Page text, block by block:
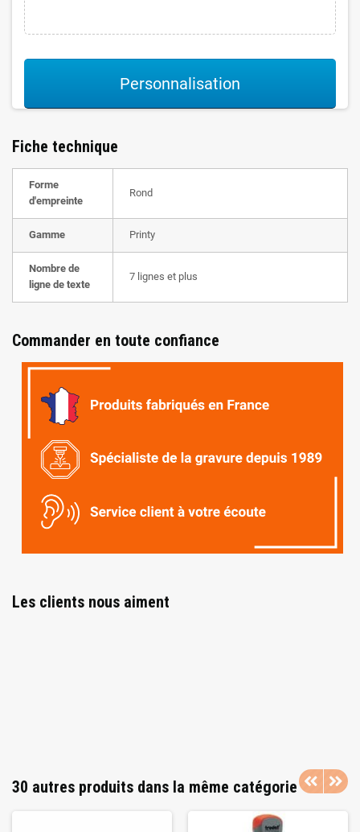
Personnalisation
Fiche technique
Forme
d'empreinte
Rond
Gamme Printy
Nombre de
ligne de texte
7 lignes et plus
Commander en toute confiance
Les clients nous aiment
30 autres produits dans la même catégorie